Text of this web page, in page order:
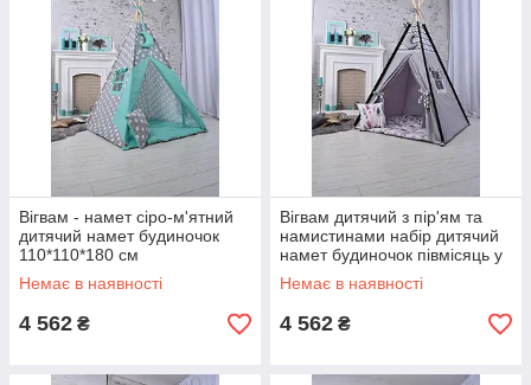
Вігвам - намет сіро-м'ятний
дитячий намет будиночок
110*110*180 см
Немає в наявності
4 562 ₴
Вігвам дитячий з пір'ям та
намистинами набір дитячий
намет будиночок півмісяць у
подарунок
Немає в наявності
4 562 ₴